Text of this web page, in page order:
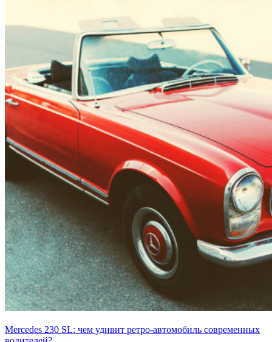
Mercedes 230 SL: чем удивит ретро-автомобиль современных